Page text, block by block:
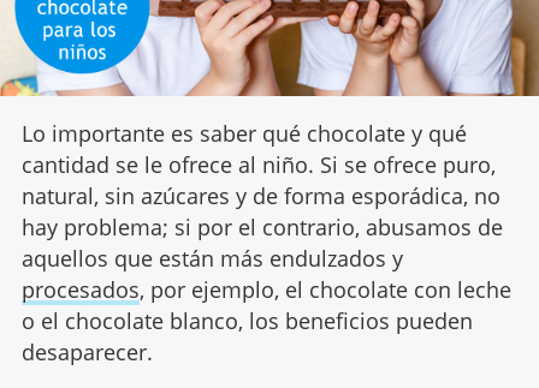
Lo importante es saber qué chocolate y qué
cantidad se le ofrece al niño. Si se ofrece puro,
natural, sin azúcares y de forma esporádica, no
hay problema; si por el contrario, abusamos de
aquellos que están más endulzados y
procesados, por ejemplo, el chocolate con leche
o el chocolate blanco, los beneficios pueden
desaparecer.